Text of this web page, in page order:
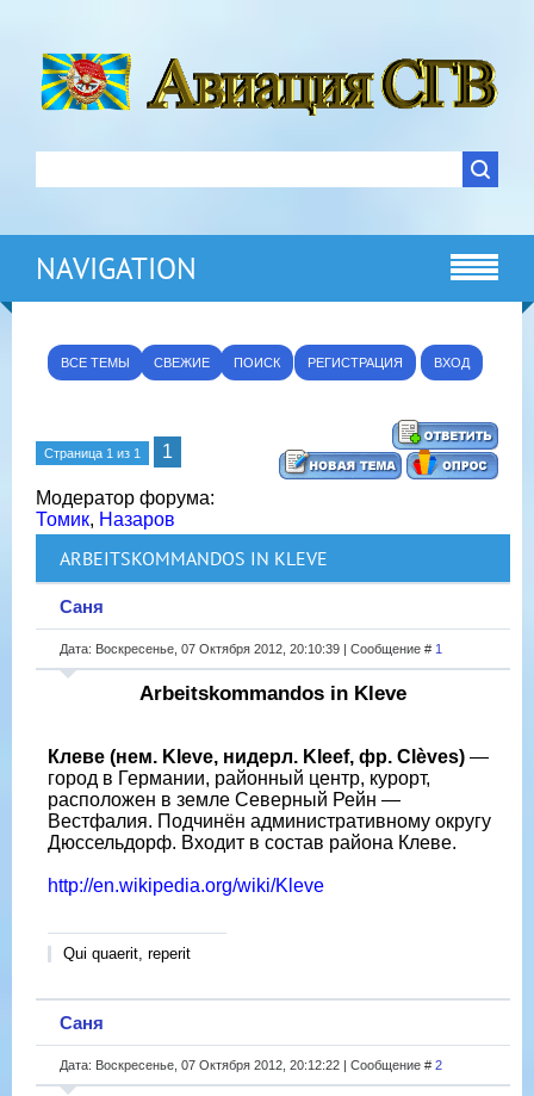
NAVIGATION
ВСЕ ТЕМЫ СВЕЖИЕ ПОИСК РЕГИСТРАЦИЯ ВХОД
Страница 1 из 1 1
Модератор форума:
Томик, Назаров
ARBEITSKOMMANDOS IN KLEVE
Саня
Дата: Воскресенье, 07 Октября 2012, 20:10:39 | Сообщение # 1
Arbeitskommandos in Kleve
Клеве (нем. Kleve, нидерл. Kleef, фр. Clèves) —
город в Германии, районный центр, курорт,
расположен в земле Северный Рейн —
Вестфалия. Подчинён административному округу
Дюссельдорф. Входит в состав района Клеве.
http://en.wikipedia.org/wiki/Kleve
Qui quaerit, reperit
Саня
Дата: Воскресенье, 07 Октября 2012, 20:12:22 | Сообщение # 2